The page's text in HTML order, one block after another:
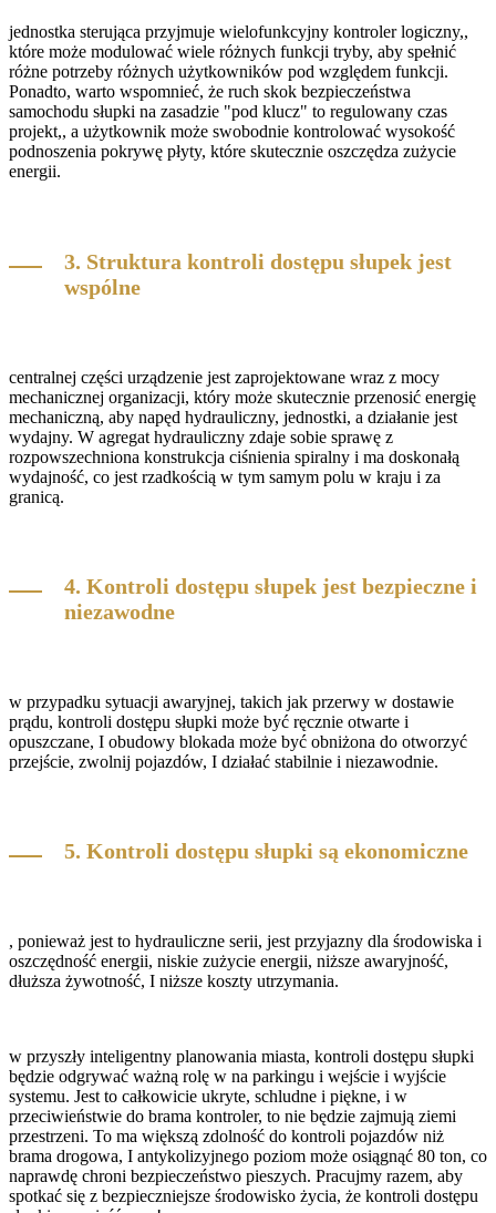
jednostka sterująca przyjmuje wielofunkcyjny kontroler logiczny,,
które może modulować wiele różnych funkcji tryby, aby spełnić
różne potrzeby różnych użytkowników pod względem funkcji.
Ponadto, warto wspomnieć, że ruch skok bezpieczeństwa
samochodu słupki na zasadzie "pod klucz" to regulowany czas
projekt,, a użytkownik może swobodnie kontrolować wysokość
podnoszenia pokrywę płyty, które skutecznie oszczędza zużycie
energii.
3. Struktura kontroli dostępu słupek jest
wspólne
centralnej części urządzenie jest zaprojektowane wraz z mocy
mechanicznej organizacji, który może skutecznie przenosić energię
mechaniczną, aby napęd hydrauliczny, jednostki, a działanie jest
wydajny. W agregat hydrauliczny zdaje sobie sprawę z
rozpowszechniona konstrukcja ciśnienia spiralny i ma doskonałą
wydajność, co jest rzadkością w tym samym polu w kraju i za
granicą.
4. Kontroli dostępu słupek jest bezpieczne i
niezawodne
w przypadku sytuacji awaryjnej, takich jak przerwy w dostawie
prądu, kontroli dostępu słupki może być ręcznie otwarte i
opuszczane, I obudowy blokada może być obniżona do otworzyć
przejście, zwolnij pojazdów, I działać stabilnie i niezawodnie.
5. Kontroli dostępu słupki są ekonomiczne
, ponieważ jest to hydrauliczne serii, jest przyjazny dla środowiska i
oszczędność energii, niskie zużycie energii, niższe awaryjność,
dłuższa żywotność, I niższe koszty utrzymania.
w przyszły inteligentny planowania miasta, kontroli dostępu słupki
będzie odgrywać ważną rolę w na parkingu i wejście i wyjście
systemu. Jest to całkowicie ukryte, schludne i piękne, i w
przeciwieństwie do brama kontroler, to nie będzie zajmują ziemi
przestrzeni. To ma większą zdolność do kontroli pojazdów niż
brama drogowa, I antykolizyjnego poziom może osiągnąć 80 ton, co
naprawdę chroni bezpieczeństwo pieszych. Pracujmy razem, aby
spotkać się z bezpieczniejsze środowisko życia, że kontroli dostępu